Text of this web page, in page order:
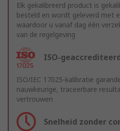
Elk gekalibreerd product is
besteld en wordt geleverd met
waardoor u vanaf dag één
van de regelgeving
ISO-
ISO/IEC 17025-kalibratie
nauwkeurige, traceerbare
vertrouwen
Snelheid zonder